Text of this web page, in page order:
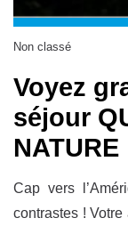
Non classé
Voyez
séjour
NATURE
Cap vers
contrastes !